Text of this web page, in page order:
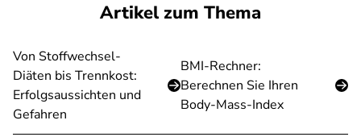
Artikel zum Thema
Von Stoffwechsel-
Diäten bis Trennkost:
Erfolgsaussichten und
Gefahren
BMI-Rechner:
Berechnen Sie Ihren
Body-Mass-Index